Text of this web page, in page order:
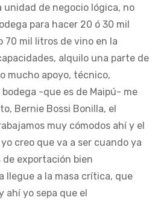
de negocio lógica, no
para hacer 20 ó 30 mil
70 mil litros de vino en la
alquilo una parte de
mucho apoyo, técnico,
-que es de Maipú- me
Bernie Bossi Bonilla, el
muy cómodos ahí y el
creo que va a ser cuando ya
exportación bien
llegue a la masa crítica, que
ahí yo sepa que el